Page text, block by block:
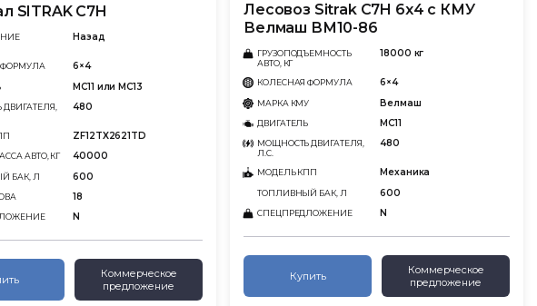
SITRAK C7H
Назад
ФОРМУЛА 6×4
MC11 или MC13
480
ZF12TX2621TD
АВТО, КГ 40000
БАК, Л 600
18
N
Коммерческое
предложение
Лесовоз Sitrak C7H 6х4 с КМУ
Велмаш ВМ10-86
ГРУЗОПОДЪЕМНОСТЬ
АВТО, КГ
18000 кг
КОЛЕСНАЯ ФОРМУЛА 6×4
МАРКА КМУ Велмаш
ДВИГАТЕЛЬ MC11
МОЩНОСТЬ ДВИГАТЕЛЯ,
Л.С.
480
МОДЕЛЬ КПП Механика
ТОПЛИВНЫЙ БАК, Л 600
СПЕЦПРЕДЛОЖЕНИЕ N
Купить
Коммерческое
предложение